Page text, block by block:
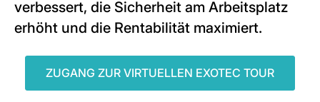
verbessert, die Sicherheit am Arbeitsplatz
erhöht und die Rentabilität maximiert.
ZUGANG ZUR VIRTUELLEN EXOTEC TOUR